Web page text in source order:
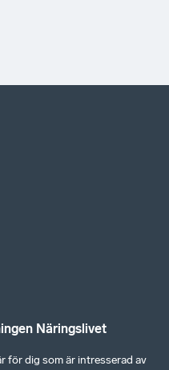
Näringslivet
för dig som är intresserad av